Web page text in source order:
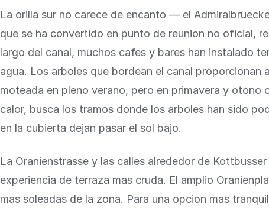
La orilla sur no carece de encanto — el
que se ha convertido en punto de reunion no oficial,
largo del canal, muchos cafes y bares han instalado
agua. Los arboles que bordean el canal proporcionan
moteada en pleno verano, pero en primavera y otono
calor, busca los tramos donde los arboles han sido
en la cubierta dejan pasar el sol bajo.
La Oranienstrasse y las calles alrededor de
experiencia de terraza mas cruda. El amplio
mas soleadas de la zona. Para una opcion mas